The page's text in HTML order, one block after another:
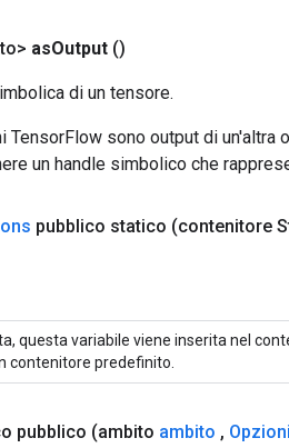
asOutput ()
di un tensore.
TensorFlow sono output di un'altra
un handle simbolico che
pubblico statico (contenitore
questa variabile viene inserita nel
contenitore predefinito.
pubblico (ambito ambito ,